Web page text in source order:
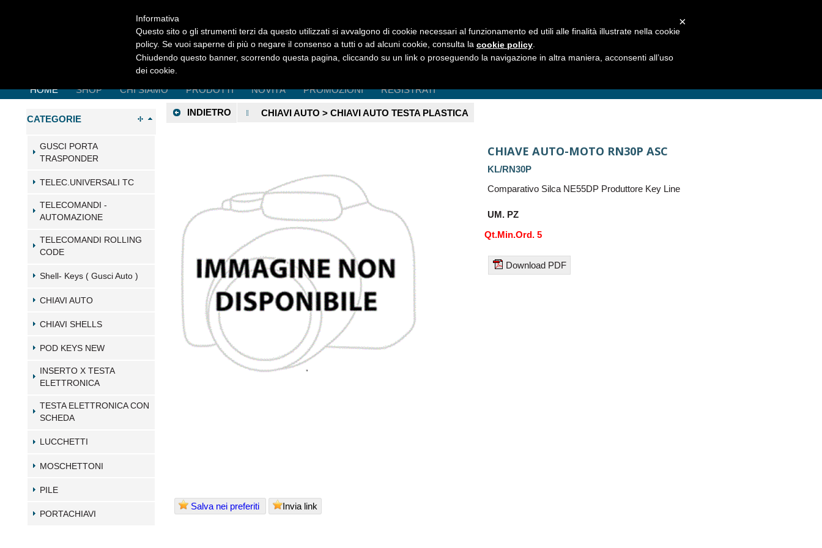
HOME SHOP CHI SIAMO PRODOTTI NOVITÀ PROMOZIONI REGISTRATI
CATEGORIE
GUSCI PORTA
TRASPONDER
TELEC.UNIVERSALI TC
TELECOMANDI -
AUTOMAZIONE
TELECOMANDI ROLLING
CODE
Shell- Keys ( Gusci Auto )
CHIAVI AUTO
CHIAVI SHELLS
POD KEYS NEW
INSERTO X TESTA
ELETTRONICA
TESTA ELETTRONICA CON
SCHEDA
LUCCHETTI
MOSCHETTONI
PILE
PORTACHIAVI
INDIETRO CHIAVI AUTO > CHIAVI AUTO TESTA PLASTICA
CHIAVE AUTO-MOTO RN30P ASC
KL/RN30P
Comparativo Silca NE55DP Produttore Key Line
UM. PZ
Qt.Min.Ord. 5
Download PDF
Salva nei preferiti Invia link
×
Informativa
Questo sito o gli strumenti terzi da questo utilizzati si avvalgono di cookie necessari al funzionamento ed utili alle finalità illustrate nella cookie
policy. Se vuoi saperne di più o negare il consenso a tutti o ad alcuni cookie, consulta la cookie policy
Chiudendo questo banner, scorrendo questa pagina, cliccando su un link o proseguendo la navigazione in altra maniera, acconsenti all’uso
dei cookie.